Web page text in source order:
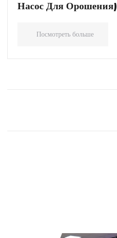
Насос Для Орошения)
Посмотреть больше